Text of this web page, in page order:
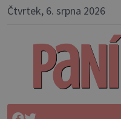
Čtvrtek, 6. srpna 2026